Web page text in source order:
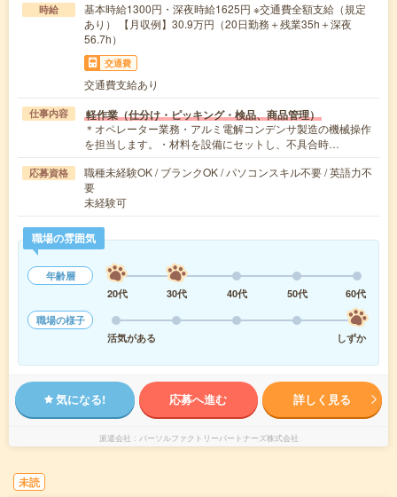
時給
基本時給1300円・深夜時給1625円 ※交通費全額支給（規定
あり） 【月収例】30.9万円（20日勤務＋残業35h＋深夜
56.7h）
交通費
交通費支給あり
仕事内容 軽作業（仕分け・ピッキング・検品、商品管理）
＊オペレーター業務・アルミ電解コンデンサ製造の機械操作
を担当します。・材料を設備にセットし、不具合時…
応募資格
職種未経験OK / ブランクOK / パソコンスキル不要 / 英語力不
要
未経験可
職場の雰囲気
年齢層
20代
30代 40代 50代
60代
職場の様子
活気がある
しずか
気になる! 応募へ進む 詳しく見る
派遣会社 パーソルファクトリーパートナーズ株式会社
未読